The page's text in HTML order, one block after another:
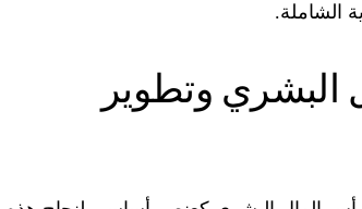
الشاملة.
البشري وتطوير